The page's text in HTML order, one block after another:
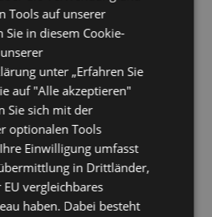
Exchange 2019 CU-1 (KB4471391)
Exchange 2019 CU-1 SecurityUpdate
Exchange 2019 SecurityUpdate
Exchange 2016 CU-11 (KB4134118)
Exchange 2016 CU-11
(KB4471389)
Exchange 2016 CU-12 (KB4471392)
Exchange 2016 CU-12
(KB4487563)
Exchange 2013 CU-21
Tools auf unserer
Sie in diesem Cookie-
unter „Erfahren Sie
auf "Alle akzeptieren"
Sie sich mit der
optionalen Tools
Einwilligung umfasst
in Drittländer,
vergleichbares
haben. Dabei besteht